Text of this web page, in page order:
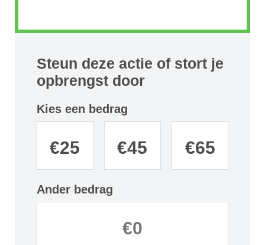
Steun deze actie of stort je
opbrengst door
Kies een bedrag
€25 €45 €65
Ander bedrag